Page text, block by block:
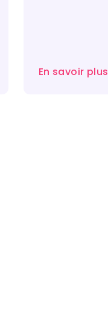
En savoir plus